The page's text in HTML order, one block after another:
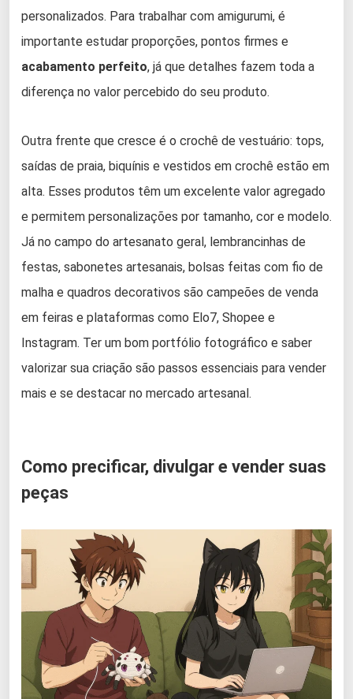
personalizados. Para trabalhar com amigurumi, é
importante estudar proporções, pontos firmes e
acabamento perfeito, já que detalhes fazem toda a
diferença no valor percebido do seu produto.
Outra frente que cresce é o crochê de vestuário: tops,
saídas de praia, biquínis e vestidos em crochê estão em
alta. Esses produtos têm um excelente valor agregado
e permitem personalizações por tamanho, cor e modelo.
Já no campo do artesanato geral, lembrancinhas de
festas, sabonetes artesanais, bolsas feitas com fio de
malha e quadros decorativos são campeões de venda
em feiras e plataformas como Elo7, Shopee e
Instagram. Ter um bom portfólio fotográfico e saber
valorizar sua criação são passos essenciais para vender
mais e se destacar no mercado artesanal.
Como precificar, divulgar e vender suas
peças